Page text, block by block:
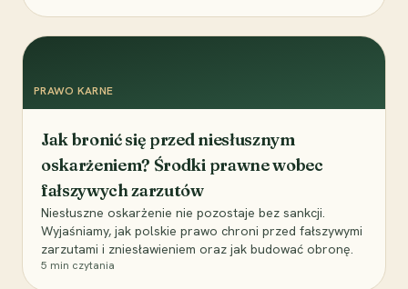
PRAWO KARNE
Jak bronić się przed niesłusznym
oskarżeniem? Środki prawne wobec
fałszywych zarzutów
Niesłuszne oskarżenie nie pozostaje bez sankcji.
Wyjaśniamy, jak polskie prawo chroni przed fałszywymi
zarzutami i zniesławieniem oraz jak budować obronę.
5 min czytania